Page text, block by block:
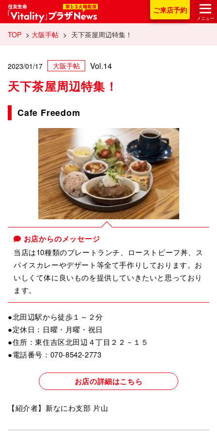
住友生命「Vitality
ご来店予約
メニュー
TOP > 大阪手帖 > 天下茶屋周辺特集！
2023/01/17 大阪手帖 Vol.14
天下茶屋周辺特集！
Cafe Freedom
お店からのメッセージ
当店は10種類のプレートランチ、ローストビーフ丼、ス
パイスカレーやデザート等全て手作りしております。お
いしくて体に良いものを提供していきたいと思っており
ます。
●北田辺駅から徒歩１～２分
●定休日：日曜・月曜・祝日
●住所：東住吉区北田辺４丁目２２－１５
●電話番号：070-8542-2773
お店の詳細はこちら
【紹介者】新なにわ支部 片山